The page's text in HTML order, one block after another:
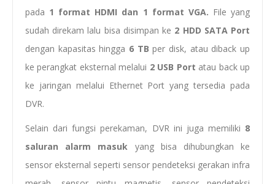
pada 1 format HDMI dan 1 format VGA. File yang
sudah direkam lalu bisa disimpan ke 2 HDD SATA Port
dengan kapasitas hingga 6 TB per disk, atau diback up
ke perangkat eksternal melalui 2 USB Port atau back up
ke jaringan melalui Ethernet Port yang tersedia pada
DVR.
Selain dari fungsi perekaman, DVR ini juga memiliki 8
saluran alarm masuk yang bisa dihubungkan ke
sensor eksternal seperti sensor pendeteksi gerakan infra